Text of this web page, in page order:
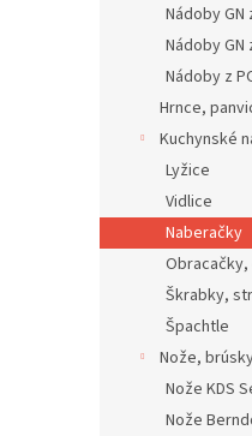
Nádoby GN
Nádoby GN
Nádoby z
Hrnce,
Kuchynské
Lyžice
Vidlice
Naberačky
Škrabky,
Špachtle
Nože,
Nože KDS
Nože